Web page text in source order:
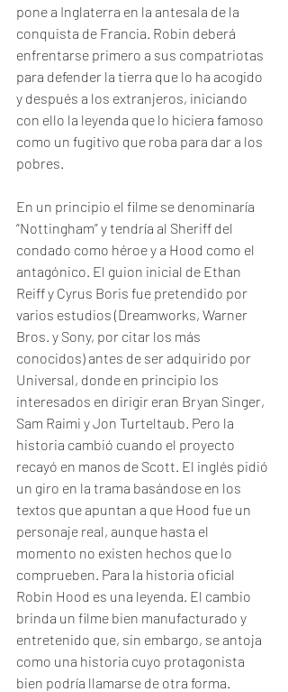
pone a Inglaterra en la antesala de la
conquista de Francia. Robin deberá
enfrentarse primero a sus compatriotas
para defender la tierra que lo ha acogido
y después a los extranjeros, iniciando
con ello la leyenda que lo hiciera famoso
como un fugitivo que roba para dar a los
pobres.
En un principio el filme se denominaría
“Nottingham” y tendría al Sheriff del
condado como héroe y a Hood como el
antagónico. El guion inicial de Ethan
Reiff y Cyrus Boris fue pretendido por
varios estudios (Dreamworks, Warner
Bros. y Sony, por citar los más
conocidos) antes de ser adquirido por
Universal, donde en principio los
interesados en dirigir eran Bryan Singer,
Sam Raimi y Jon Turteltaub. Pero la
historia cambió cuando el proyecto
recayó en manos de Scott. El inglés pidió
un giro en la trama basándose en los
textos que apuntan a que Hood fue un
personaje real, aunque hasta el
momento no existen hechos que lo
comprueben. Para la historia oficial
Robin Hood es una leyenda. El cambio
brinda un filme bien manufacturado y
entretenido que, sin embargo, se antoja
como una historia cuyo protagonista
bien podría llamarse de otra forma.